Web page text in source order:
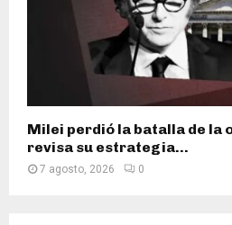
Milei perdió la batalla de la
revisa su estrategia...
7 agosto, 2026 0